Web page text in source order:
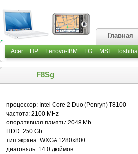
Главная
Acer HP Lenovo-IBM LG MSI Toshiba
F8Sg
процессор: Intel Core 2 Duo (Penryn) T8100
частота: 2100 MHz
оперативная память: 2048 Mb
HDD: 250 Gb
тип экрана: WXGA 1280х800
диагональ: 14.0 дюймов